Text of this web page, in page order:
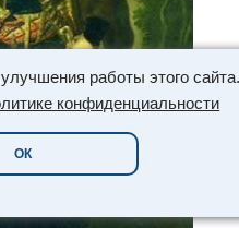
работы этого сайта.
конфиденциальности
ОК